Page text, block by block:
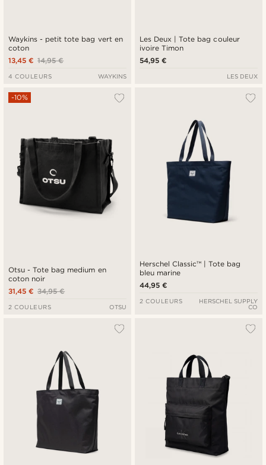
Waykins - petit tote bag vert en
coton
14,95 €
13,45 €
4 COULEURS WAYKINS
Les Deux | Tote bag couleur
ivoire Timon
54,95 €
LES DEUX
Otsu - Tote bag medium en
coton noir
-10%
34,95 €
31,45 €
2 COULEURS OTSU
Herschel Classic™ | Tote bag
bleu marine
44,95 €
2 COULEURS
HERSCHEL SUPPLY
CO